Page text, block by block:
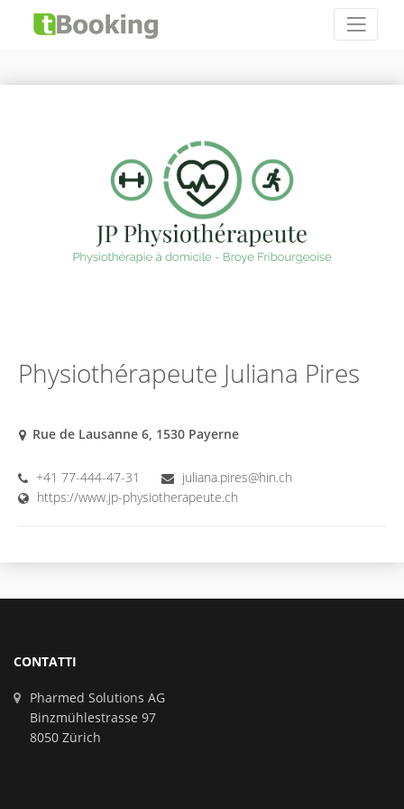
Physiothérapeute Juliana Pires
Rue de Lausanne 6, 1530 Payerne
+41 77-444-47-31
juliana.pires@hin.ch
https://www.jp-physiotherapeute.ch
CONTATTI
Pharmed Solutions AG
Binzmühlestrasse 97
8050 Zürich